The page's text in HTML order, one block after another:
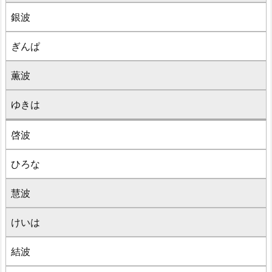
銀波
ぎんぱ
薫波
ゆきは
啓波
ひろな
慧波
けいは
結波